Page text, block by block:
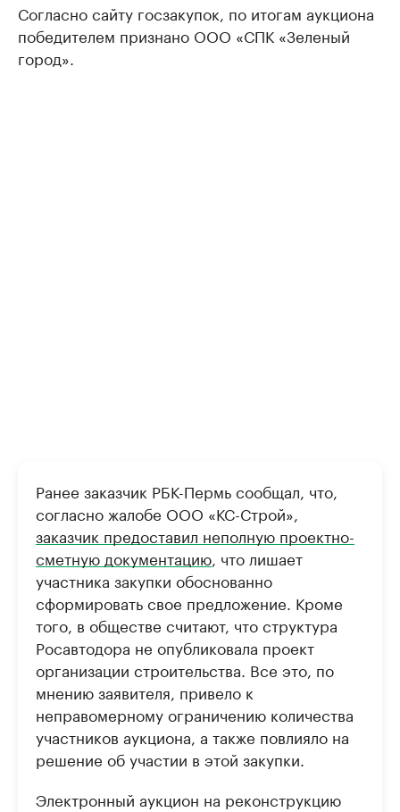
Согласно сайту госзакупок, по итогам аукциона
победителем признано ООО «СПК «Зеленый
город».
Ранее заказчик РБК-Пермь сообщал, что,
согласно жалобе ООО «КС-Строй»,
заказчик предоставил неполную проектно-
сметную документацию , что лишает
участника закупки обоснованно
сформировать свое предложение. Кроме
того, в обществе считают, что структура
Росавтодора не опубликовала проект
организации строительства. Все это, по
мнению заявителя, привело к
неправомерному ограничению количества
участников аукциона, а также повлияло на
решение об участии в этой закупки.
Электронный аукцион на реконструкцию